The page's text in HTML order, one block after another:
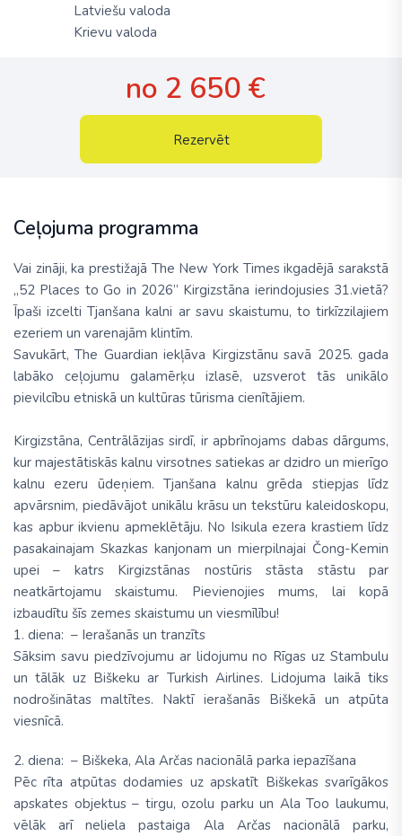
Ceļojuma programma
Vai zināji, ka prestižajā The New York Times ikgadējā sarakstā
„52 Places to Go in 2026” Kirgizstāna ierindojusies 31.vietā?
Īpaši izcelti Tjanšana kalni ar savu skaistumu, to tirkīzzilajiem
ezeriem un varenajām klintīm.
Savukārt, The Guardian iekļāva Kirgizstānu savā 2025. gada
labāko ceļojumu galamērķu izlasē, uzsverot tās unikālo
pievilcību etniskā un kultūras tūrisma cienītājiem.
Kirgizstāna, Centrālāzijas sirdī, ir apbrīnojams dabas dārgums,
kur majestātiskās kalnu virsotnes satiekas ar dzidro un mierīgo
kalnu ezeru ūdeņiem. Tjanšana kalnu grēda stiepjas līdz
apvārsnim, piedāvājot unikālu krāsu un tekstūru kaleidoskopu,
kas apbur ikvienu apmeklētāju. No Isikula ezera krastiem līdz
pasakainajam Skazkas kanjonam un mierpilnajai Čong-Kemin
upei – katrs Kirgizstānas nostūris stāsta stāstu par
neatkārtojamu skaistumu. Pievienojies mums, lai kopā
izbaudītu šīs zemes skaistumu un viesmīlību!
1. diena: – Ierašanās un tranzīts
Sāksim savu piedzīvojumu ar lidojumu no Rīgas uz Stambulu
un tālāk uz Biškeku ar Turkish Airlines. Lidojuma laikā tiks
nodrošinātas maltītes. Naktī ierašanās Biškekā un atpūta
viesnīcā.
2. diena: – Biškeka, Ala Arčas nacionālā parka iepazīšana
Pēc rīta atpūtas dodamies uz apskatīt Biškekas svarīgākos
apskates objektus – tirgu, ozolu parku un Ala Too laukumu,
vēlāk arī neliela pastaiga Ala Arčas nacionālā parku,
Latviešu valoda
Krievu valoda
no 2 650 €
Rezervēt